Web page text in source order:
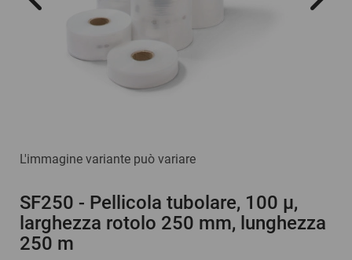
L'immagine variante può variare
SF250 - Pellicola tubolare, 100 µ,
larghezza rotolo 250 mm, lunghezza
250 m